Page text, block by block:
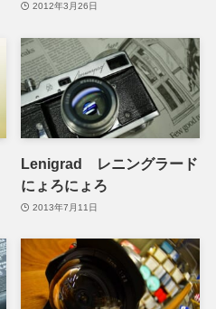
2012年3月26日
Lenigrad レニングラード
にょろにょろ
2013年7月11日